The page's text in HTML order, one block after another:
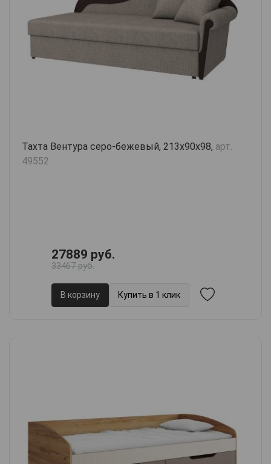
Тахта Вентура серо-бежевый, 213х90х98, арт.
49552
27889 руб.
33467 руб.
В корзину Купить в 1 клик